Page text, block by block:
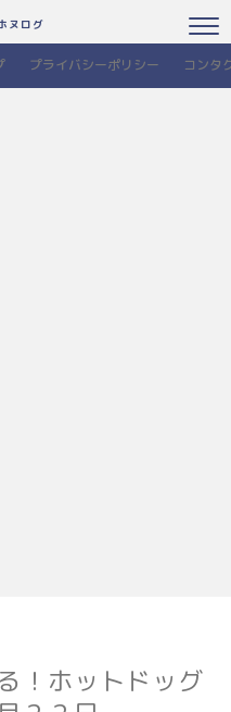
ヌログ
プライバシーポリシー コンタ
！ホットドッグ